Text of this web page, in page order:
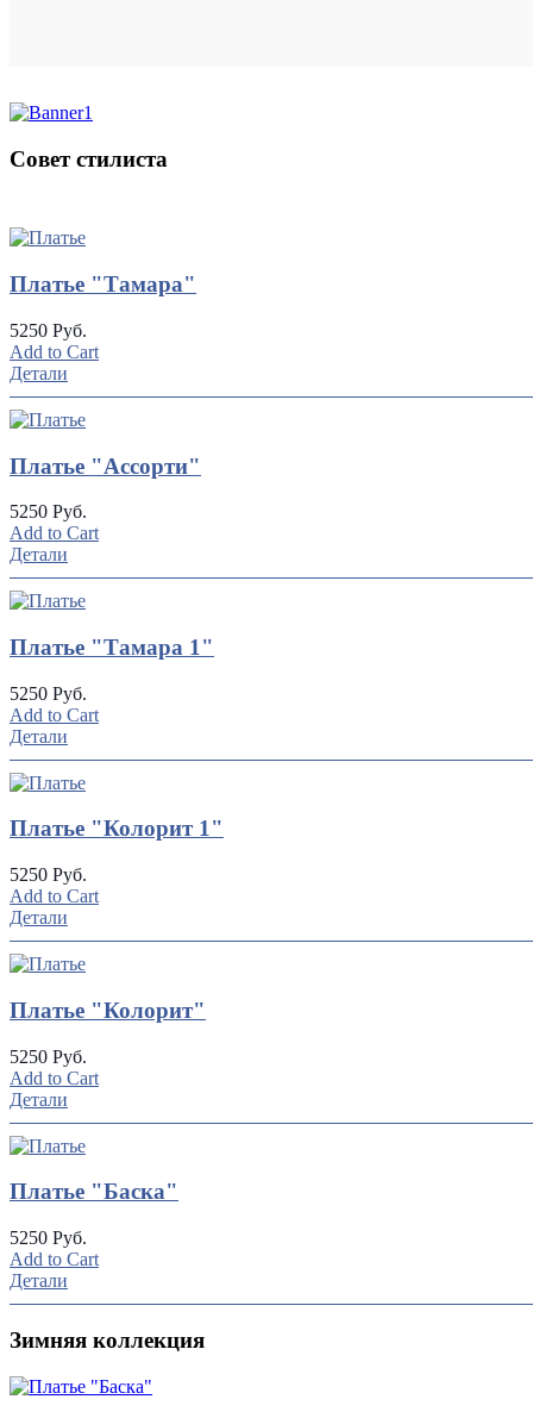
Совет стилиста
Платье "Тамара"
5250 Руб.
Add to Cart
Детали
Платье "Ассорти"
5250 Руб.
Add to Cart
Детали
Платье "Тамара 1"
5250 Руб.
Add to Cart
Детали
Платье "Колорит 1"
5250 Руб.
Add to Cart
Детали
Платье "Колорит"
5250 Руб.
Add to Cart
Детали
Платье "Баска"
5250 Руб.
Add to Cart
Детали
Зимняя коллекция